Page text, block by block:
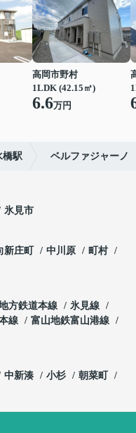
高岡市野村
1LDK (42.15㎡)
6.6万円
橋駅 ベルファジャーノ
氷見市
新庄町 中川原
町村
方鉄道本線
氷見線
線
富山地鉄富山港線
中新湊 小杉
朝菜町